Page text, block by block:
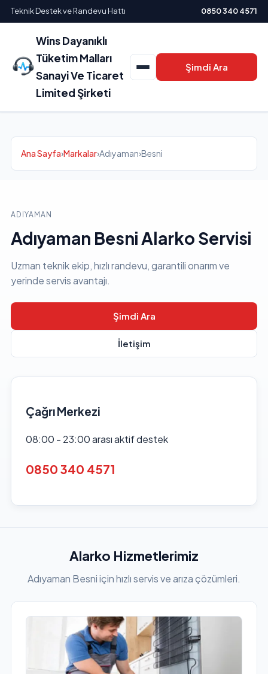
Teknik Destek ve Randevu Hattı 0850 340 4571
Wins Dayanıklı
Tüketim Malları
Sanayi Ve Ticaret
Limited Şirketi
Şimdi Ara
Ana Sayfa›Markalar›Adıyaman›Besni
ADIYAMAN
Adıyaman Besni Alarko Servisi
Uzman teknik ekip, hızlı randevu, garantili onarım ve
yerinde servis avantajı.
Şimdi Ara
İletişim
Çağrı Merkezi
08:00 - 23:00 arası aktif destek
0850 340 4571
Alarko Hizmetlerimiz
Adıyaman Besni için hızlı servis ve arıza çözümleri.